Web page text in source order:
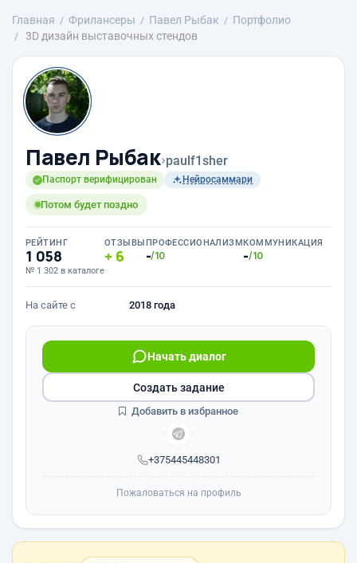
Главная Фрилансеры Павел Рыбак
Портфолио
3D дизайн выставочных стендов
Павел Рыбак›paulf1sher
Паспорт верифицирован Нейросаммари
Потом будет поздно
РЕЙТИНГ
1 058
№ 1 302 в каталоге
ОТЗЫВЫ
6
ПРОФЕССИОНАЛИЗМ
-/10
КОММУНИКАЦИЯ
-/10
На сайте с 2018 года
+375445448301
Начать диалог
Создать задание
Добавить в избранное
Пожаловаться на профиль